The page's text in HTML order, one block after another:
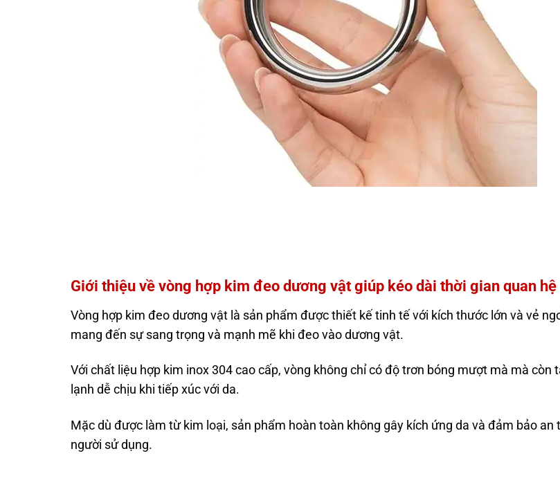
Giới thiệu về vòng hợp kim đeo dương vật giúp kéo dài thời gian quan hệ
Vòng hợp kim đeo dương vật là sản phẩm được thiết kế tinh tế với kích thước lớn và vẻ
mang đến sự sang trọng và mạnh mẽ khi đeo vào dương vật.
Với chất liệu hợp kim inox 304 cao cấp, vòng không chỉ có độ trơn bóng mượt mà mà còn
lạnh dễ chịu khi tiếp xúc với da.
Mặc dù được làm từ kim loại, sản phẩm hoàn toàn không gây kích ứng da và đảm bảo an
người sử dụng.